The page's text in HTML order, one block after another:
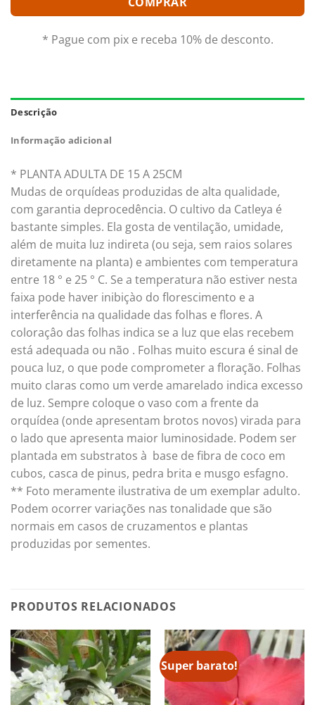
* Pague com pix e receba 10% de desconto.
Descrição
Informação adicional
* PLANTA ADULTA DE 15 A 25CM
Mudas de orquídeas produzidas de alta qualidade,
com garantia deprocedência. O cultivo da Catleya é
bastante simples. Ela gosta de ventilação, umidade,
além de muita luz indireta (ou seja, sem raios solares
diretamente na planta) e ambientes com temperatura
entre 18 ° e 25 ° C. Se a temperatura não estiver nesta
faixa pode haver inibiçào do florescimento e a
interferência na qualidade das folhas e flores. A
coloraçâo das folhas indica se a luz que elas recebem
está adequada ou não . Folhas muito escura é sinal de
pouca luz, o que pode comprometer a floração. Folhas
muito claras como um verde amarelado indica excesso
de luz. Sempre coloque o vaso com a frente da
orquídea (onde apresentam brotos novos) virada para
o lado que apresenta maior luminosidade. Podem ser
plantada em substratos à base de fibra de coco em
cubos, casca de pinus, pedra brita e musgo esfagno.
** Foto meramente ilustrativa de um exemplar adulto.
Podem ocorrer variações nas tonalidade que são
normais em casos de cruzamentos e plantas
produzidas por sementes.
PRODUTOS RELACIONADOS
Super barato!